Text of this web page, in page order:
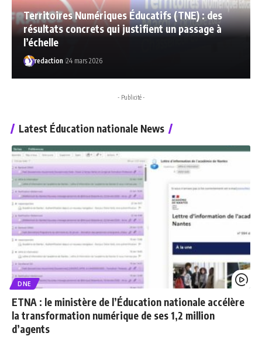
Territoires Numériques Éducatifs (TNE) : des
résultats concrets qui justifient un passage à
l’échelle
redaction 24 mars 2026
- Publicité -
Latest Éducation nationale News
DNE
ETNA : le ministère de l’Éducation nationale accélère
la transformation numérique de ses 1,2 million
d’agents